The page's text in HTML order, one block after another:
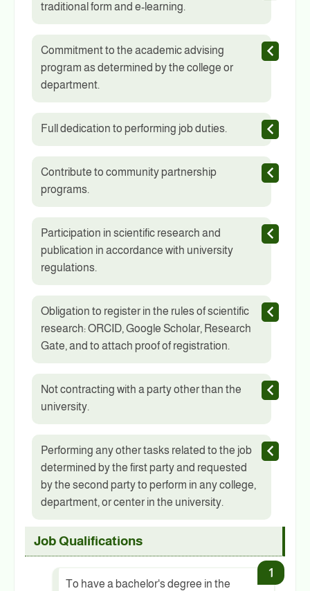
traditional form and e-learning.
Commitment to the academic advising
program as determined by the college or
department.
Full dedication to performing job duties.
Contribute to community partnership
programs.
Participation in scientific research and
publication in accordance with university
regulations.
Obligation to register in the rules of scientific
research: ORCID, Google Scholar, Research
Gate, and to attach proof of registration.
Not contracting with a party other than the
university.
Performing any other tasks related to the job
determined by the first party and requested
by the second party to perform in any college,
department, or center in the university.
Job Qualifications
To have a bachelor's degree in the